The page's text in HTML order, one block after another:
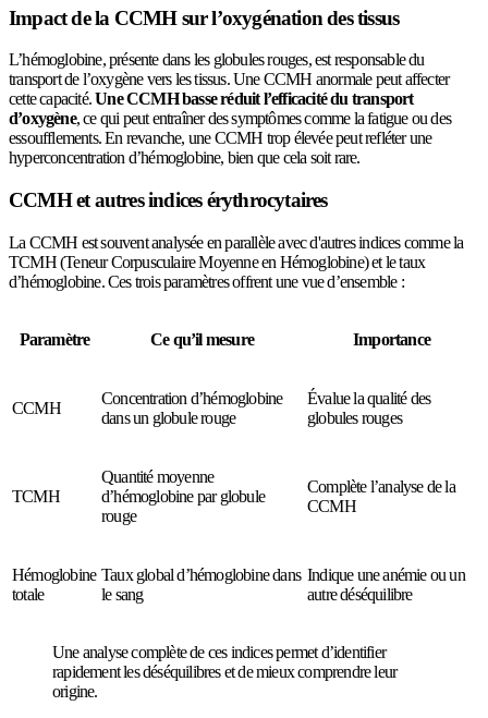
Impact de la CCMH sur l’oxygénation des tissus
L’hémoglobine, présente dans les globules rouges, est responsable du
transport de l’oxygène vers les tissus. Une CCMH anormale peut affecter
cette capacité.Une CCMH basse réduit l’efficacité du transport
d’oxygène, ce qui peut entraîner des symptômes comme la fatigue ou des
essoufflements. En revanche, une CCMH trop élevée peut refléter une
hyperconcentration d’hémoglobine, bien que cela soit rare.
CCMH et autres indices érythrocytaires
La CCMH est souvent analysée en parallèle avec d'autres indices comme la
TCMH (Teneur Corpusculaire Moyenne en Hémoglobine) et le taux
d’hémoglobine. Ces trois paramètres offrent une vue d’ensemble :
Paramètre Ce qu’il mesure Importance
CCMH
Concentration d’hémoglobine
dans un globule rouge
Évalue la qualité des
globules rouges
TCMH
Quantité moyenne
d’hémoglobine par globule
rouge
Complète l’analyse de la
CCMH
Hémoglobine
totale
Taux global d’hémoglobine dans
le sang
Indique une anémie ou un
autre déséquilibre
Une analyse complète de ces indices permet d’identifier
rapidement les déséquilibres et de mieux comprendre leur
origine.